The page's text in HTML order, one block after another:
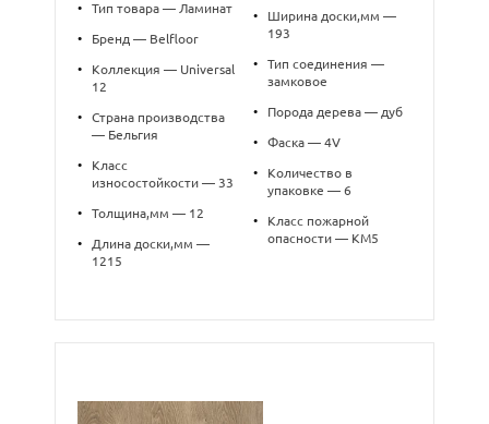
• Тип товара — Ламинат
• Бренд — Belfloor
•
Коллекция — Universal
12
•
Страна производства
— Бельгия
•
Класс
износостойкости — 33
• Толщина,мм — 12
•
Длина доски,мм —
1215
•
Ширина доски,мм —
193
•
Тип соединения —
замковое
• Порода дерева — дуб
• Фаска — 4V
•
Количество в
упаковке — 6
•
Класс пожарной
опасности — КМ5